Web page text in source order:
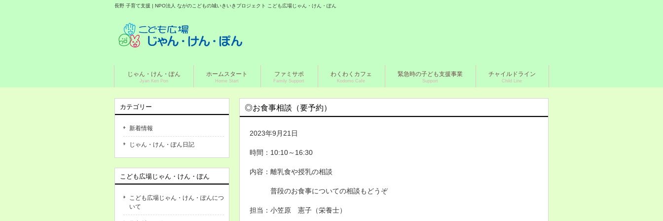
長野 子育て支援 | NPO法人 ながのこどもの城いきいきプロジェクト こども広場じゃん・けん・ぽん
じゃん・けん・ぽん
Jyan Ken Pon
ホームスタート
Home Start
ファミサポ
Family Support
わくわくカフェ
Kodomo Cafe
緊急時の子ども支援事業
Support
チャイルドライン
Child Line
◎お食事相談（要予約）
2023年9月21日
時間：10:10～16:30
内容：離乳食や授乳の相談
普段のお食事についての相談もどうぞ
担当：小笠原 憲子（栄養士）
カテゴリー
新着情報
じゃん・けん・ぽん日記
こども広場じゃん・けん・ぽん
こども広場じゃん・けん・ぽんにつ
いて